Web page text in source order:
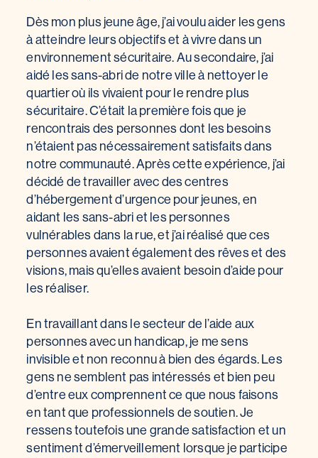
Dès mon plus jeune âge, j’ai voulu aider les gens
à atteindre leurs objectifs et à vivre dans un
environnement sécuritaire. Au secondaire, j’ai
aidé les sans-abri de notre ville à nettoyer le
quartier où ils vivaient pour le rendre plus
sécuritaire. C’était la première fois que je
rencontrais des personnes dont les besoins
n’étaient pas nécessairement satisfaits dans
notre communauté. Après cette expérience, j’ai
décidé de travailler avec des centres
d’hébergement d’urgence pour jeunes, en
aidant les sans-abri et les personnes
vulnérables dans la rue, et j’ai réalisé que ces
personnes avaient également des rêves et des
visions, mais qu’elles avaient besoin d’aide pour
les réaliser.
En travaillant dans le secteur de l’aide aux
personnes avec un handicap, je me sens
invisible et non reconnu à bien des égards. Les
gens ne semblent pas intéressés et bien peu
d’entre eux comprennent ce que nous faisons
en tant que professionnels de soutien. Je
ressens toutefois une grande satisfaction et un
sentiment d’émerveillement lorsque je participe